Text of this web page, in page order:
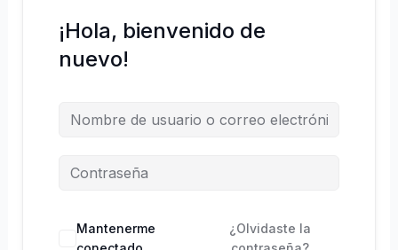
¡Hola, bienvenido de
nuevo!
Mantenerme
¿Olvidaste la